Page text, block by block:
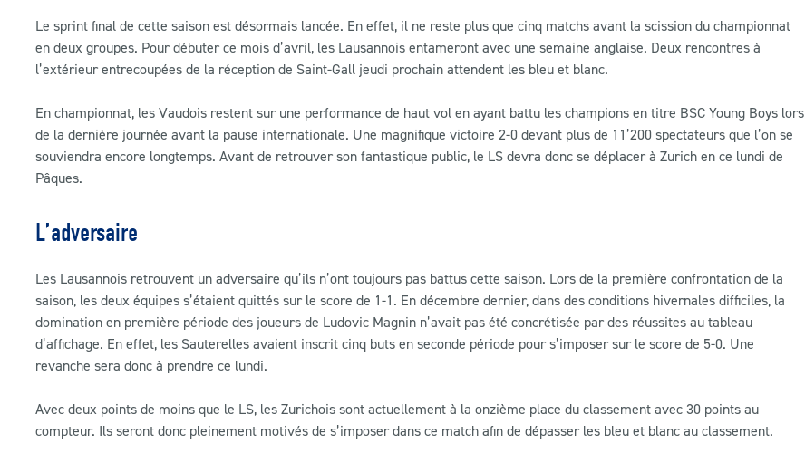
Le sprint final de cette saison est désormais lancée. En effet, il ne reste plus que cinq matchs avant la scission du championnat
en deux groupes. Pour débuter ce mois d’avril, les Lausannois entameront avec une semaine anglaise. Deux rencontres à
l’extérieur entrecoupées de la réception de Saint-Gall jeudi prochain attendent les bleu et blanc.
En championnat, les Vaudois restent sur une performance de haut vol en ayant battu les champions en titre BSC Young Boys lors
de la dernière journée avant la pause internationale. Une magnifique victoire 2-0 devant plus de 11’200 spectateurs que l’on se
souviendra encore longtemps. Avant de retrouver son fantastique public, le LS devra donc se déplacer à Zurich en ce lundi de
Pâques.
L’adversaire
Les Lausannois retrouvent un adversaire qu’ils n’ont toujours pas battus cette saison. Lors de la première confrontation de la
saison, les deux équipes s’étaient quittés sur le score de 1-1. En décembre dernier, dans des conditions hivernales difficiles, la
domination en première période des joueurs de Ludovic Magnin n’avait pas été concrétisée par des réussites au tableau
d’affichage. En effet, les Sauterelles avaient inscrit cinq buts en seconde période pour s’imposer sur le score de 5-0. Une
revanche sera donc à prendre ce lundi.
Avec deux points de moins que le LS, les Zurichois sont actuellement à la onzième place du classement avec 30 points au
compteur. Ils seront donc pleinement motivés de s’imposer dans ce match afin de dépasser les bleu et blanc au classement.